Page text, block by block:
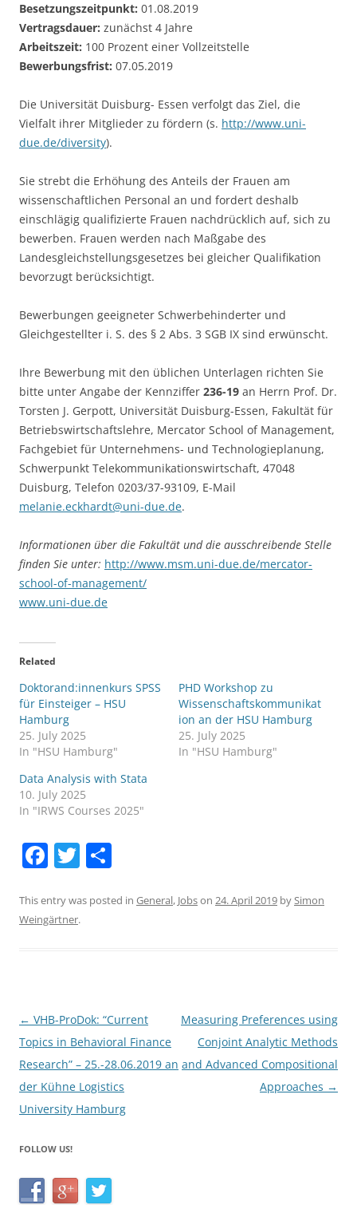
Besetzungszeitpunkt: 01.08.2019
Vertragsdauer: zunächst 4 Jahre
Arbeitszeit: 100 Prozent einer Vollzeitstelle
Bewerbungsfrist: 07.05.2019
Die Universität Duisburg- Essen verfolgt das Ziel, die
Vielfalt ihrer Mitglieder zu fördern (s. http://www.uni-
due.de/diversity).
Sie strebt die Erhöhung des Anteils der Frauen am
wissenschaftlichen Personal an und fordert deshalb
einschlägig qualifizierte Frauen nachdrücklich auf, sich zu
bewerben. Frauen werden nach Maßgabe des
Landesgleichstellungsgesetzes bei gleicher Qualifikation
bevorzugt berücksichtigt.
Bewerbungen geeigneter Schwerbehinderter und
Gleichgestellter i. S. des § 2 Abs. 3 SGB IX sind erwünscht.
Ihre Bewerbung mit den üblichen Unterlagen richten Sie
bitte unter Angabe der Kennziffer 236-19 an Herrn Prof. Dr.
Torsten J. Gerpott, Universität Duisburg-Essen, Fakultät für
Betriebswirtschaftslehre, Mercator School of Management,
Fachgebiet für Unternehmens- und Technologieplanung,
Schwerpunkt Telekommunikationswirtschaft, 47048
Duisburg, Telefon 0203/37-93109, E-Mail
melanie.eckhardt@uni-due.de.
Informationen über die Fakultät und die ausschreibende Stelle
finden Sie unter: http://www.msm.uni-due.de/mercator-
school-of-management/
www.uni-due.de
Related
Doktorand:innenkurs SPSS
für Einsteiger – HSU
Hamburg
25. July 2025
In "HSU Hamburg"
PHD Workshop zu
Wissenschaftskommunikat
ion an der HSU Hamburg
25. July 2025
In "HSU Hamburg"
Data Analysis with Stata
10. July 2025
In "IRWS Courses 2025"
F
c
e
o
k
T
itt
er
ar
This entry was posted in General, Jobson 24. April 2019 bySimon
Weingärtner.
Post
navigation
← VHB-ProDok: “Current
Topics in Behavioral Finance
Research” – 25.-28.06.2019 an
der Kühne Logistics
University Hamburg
Measuring Preferences using
Conjoint Analytic Methods
and Advanced Compositional
Approaches →
FOLLOW US!